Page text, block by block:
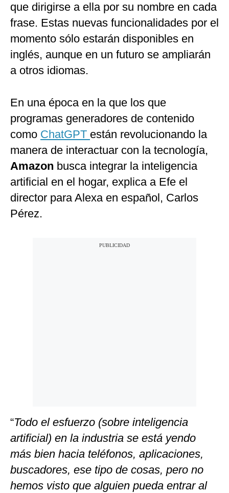
que dirigirse a ella por su nombre en cada
frase. Estas nuevas funcionalidades por el
momento sólo estarán disponibles en
inglés, aunque en un futuro se ampliarán
a otros idiomas.
En una época en la que los que
programas generadores de contenido
como ChatGPT están revolucionando la
manera de interactuar con la tecnología,
Amazon busca integrar la inteligencia
artificial en el hogar, explica a Efe el
director para Alexa en español, Carlos
Pérez.
“Todo el esfuerzo (sobre inteligencia
artificial) en la industria se está yendo
más bien hacia teléfonos, aplicaciones,
buscadores, ese tipo de cosas, pero no
hemos visto que alguien pueda entrar al